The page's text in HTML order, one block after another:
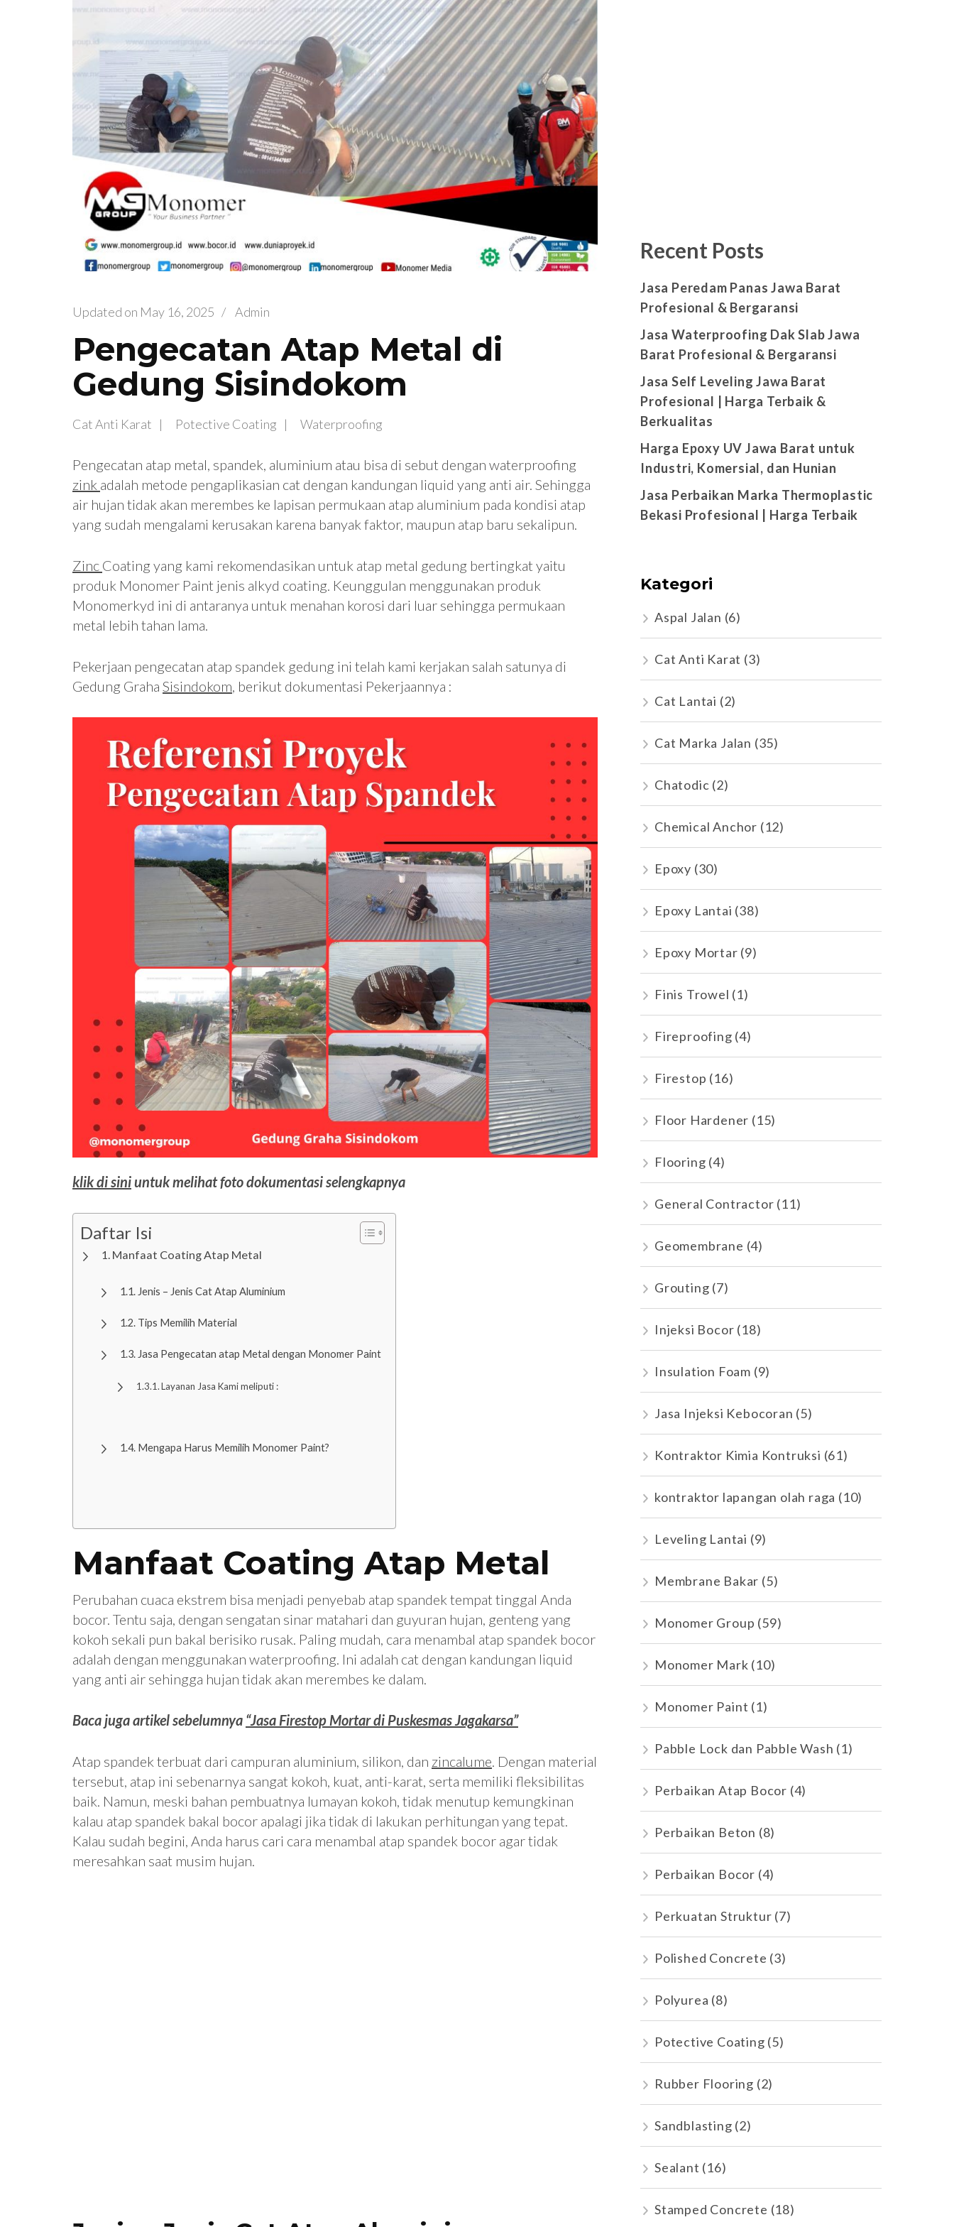
Updated on May 16, 2025 / Admin
Pengecatan Atap Metal di
Gedung Sisindokom
Cat Anti Karat Potective Coating Waterproofing
Pengecatan atap metal, spandek, aluminium atau bisa di sebut dengan waterproofing
zink adalah metode pengaplikasian cat dengan kandungan liquid yang anti air. Sehingga
air hujan tidak akan merembes ke lapisan permukaan atap aluminium pada kondisi atap
yang sudah mengalami kerusakan karena banyak faktor, maupun atap baru sekalipun.
Zinc Coating yang kami rekomendasikan untuk atap metal gedung bertingkat yaitu
produk Monomer Paint jenis alkyd coating. Keunggulan menggunakan produk
Monomerkyd ini di antaranya untuk menahan korosi dari luar sehingga permukaan
metal lebih tahan lama.
Pekerjaan pengecatan atap spandek gedung ini telah kami kerjakan salah satunya di
Gedung Graha Sisindokom, berikut dokumentasi Pekerjaannya :
klik di siniuntuk melihat foto dokumentasi selengkapnya
Daftar Isi
Manfaat Coating Atap Metal
Jenis – Jenis Cat Atap Aluminium
Tips Memilih Material
Jasa Pengecatan atap Metal dengan Monomer Paint
Layanan Jasa Kami meliputi :
Mengapa Harus Memilih Monomer Paint?
Manfaat Coating Atap Metal
Perubahan cuaca ekstrem bisa menjadi penyebab atap spandek tempat tinggal Anda
bocor. Tentu saja, dengan sengatan sinar matahari dan guyuran hujan, genteng yang
kokoh sekali pun bakal berisiko rusak. Paling mudah, cara menambal atap spandek bocor
adalah dengan menggunakan waterproofing. Ini adalah cat dengan kandungan liquid
yang anti air sehingga hujan tidak akan merembes ke dalam.
Baca juga artikel sebelumnya “Jasa Firestop Mortar di Puskesmas Jagakarsa”
Atap spandek terbuat dari campuran aluminium, silikon, dan zincalume. Dengan material
tersebut, atap ini sebenarnya sangat kokoh, kuat, anti-karat, serta memiliki fleksibilitas
baik. Namun, meski bahan pembuatnya lumayan kokoh, tidak menutup kemungkinan
kalau atap spandek bakal bocor apalagi jika tidak di lakukan perhitungan yang tepat.
Kalau sudah begini, Anda harus cari cara menambal atap spandek bocor agar tidak
meresahkan saat musim hujan.
Recent Posts
Jasa Peredam Panas Jawa Barat
Profesional & Bergaransi
Jasa Waterproofing Dak Slab Jawa
Barat Profesional & Bergaransi
Jasa Self Leveling Jawa Barat
Profesional | Harga Terbaik &
Berkualitas
Harga Epoxy UV Jawa Barat untuk
Industri, Komersial, dan Hunian
Jasa Perbaikan Marka Thermoplastic
Bekasi Profesional | Harga Terbaik
Kategori
Aspal Jalan (6)
Cat Anti Karat (3)
Cat Lantai (2)
Cat Marka Jalan (35)
Chatodic (2)
Chemical Anchor (12)
Epoxy (30)
Epoxy Lantai (38)
Epoxy Mortar (9)
Finis Trowel (1)
Fireproofing (4)
Firestop (16)
Floor Hardener (15)
Flooring (4)
General Contractor (11)
Geomembrane (4)
Grouting (7)
Injeksi Bocor (18)
Insulation Foam (9)
Jasa Injeksi Kebocoran (5)
Kontraktor Kimia Kontruksi (61)
kontraktor lapangan olah raga (10)
Leveling Lantai (9)
Membrane Bakar (5)
Monomer Group (59)
Monomer Mark (10)
Monomer Paint (1)
Pabble Lock dan Pabble Wash (1)
Perbaikan Atap Bocor (4)
Perbaikan Beton (8)
Perbaikan Bocor (4)
Perkuatan Struktur (7)
Polished Concrete (3)
Polyurea (8)
Potective Coating (5)
Rubber Flooring (2)
Sandblasting (2)
Sealant (16)
Stamped Concrete (18)